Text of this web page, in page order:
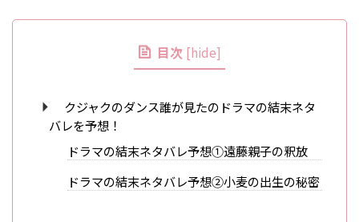
目次 [hide]
クジャクのダンス誰が見たのドラマの結末ネタ
バレを予想！
ドラマの結末ネタバレ予想①遠藤親子の釈放
ドラマの結末ネタバレ予想②小麦の出生の秘密